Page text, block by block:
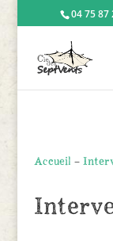
04 75 87
Accueil –